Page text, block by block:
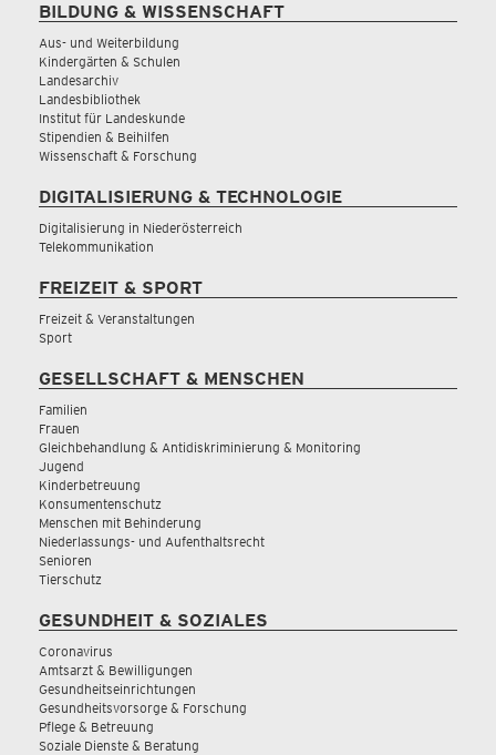
BILDUNG & WISSENSCHAFT
Aus- und Weiterbildung
Kindergärten & Schulen
Landesarchiv
Landesbibliothek
Institut für Landeskunde
Stipendien & Beihilfen
Wissenschaft & Forschung
DIGITALISIERUNG & TECHNOLOGIE
Digitalisierung in Niederösterreich
Telekommunikation
FREIZEIT & SPORT
Freizeit & Veranstaltungen
Sport
GESELLSCHAFT & MENSCHEN
Familien
Frauen
Gleichbehandlung & Antidiskriminierung & Monitoring
Jugend
Kinderbetreuung
Konsumentenschutz
Menschen mit Behinderung
Niederlassungs- und Aufenthaltsrecht
Senioren
Tierschutz
GESUNDHEIT & SOZIALES
Coronavirus
Amtsarzt & Bewilligungen
Gesundheitseinrichtungen
Gesundheitsvorsorge & Forschung
Pflege & Betreuung
Soziale Dienste & Beratung